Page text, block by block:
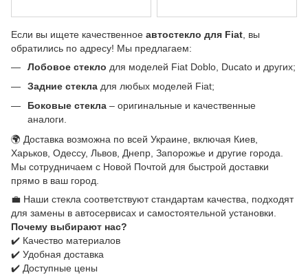
Если вы ищете качественное автостекло для Fiat , вы
обратились по адресу! Мы предлагаем:
Лобовое стекло для моделей Fiat Doblo, Ducato и других;
Задние стекла для любых моделей Fiat;
Боковые стекла – оригинальные и качественные
аналоги.
🌍 Доставка возможна по всей Украине, включая Киев,
Харьков, Одессу, Львов, Днепр, Запорожье и другие города.
Мы сотрудничаем с Новой Почтой для быстрой доставки
прямо в ваш город.
💼 Наши стекла соответствуют стандартам качества, подходят
для замены в автосервисах и самостоятельной установки.
Почему выбирают нас?
✔️ Качество материалов
✔️ Удобная доставка
✔️ Доступные цены